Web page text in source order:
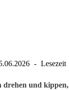
Lesezeit
und